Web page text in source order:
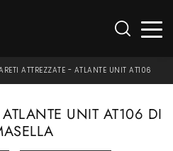
ATTREZZATE - ATLANTE UNIT AT106
ATLANTE UNIT AT106 DI